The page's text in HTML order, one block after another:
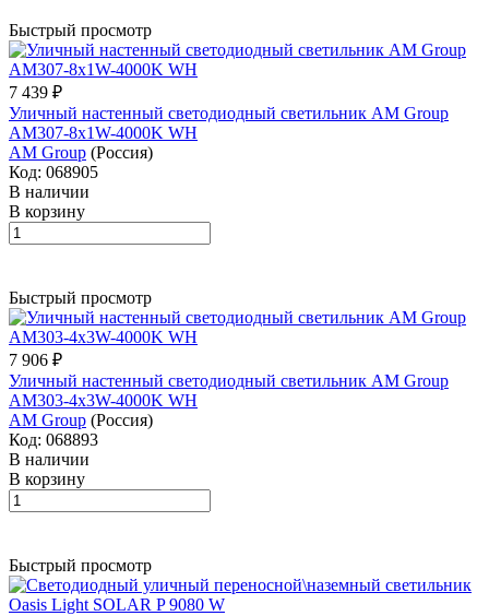
Быстрый просмотр
7 439 ₽
Уличный настенный светодиодный светильник AM Group
AM307-8x1W-4000K WH
AM Group (Россия)
Код: 068905
В наличии
В корзину
Быстрый просмотр
7 906 ₽
Уличный настенный светодиодный светильник AM Group
AM303-4x3W-4000K WH
AM Group (Россия)
Код: 068893
В наличии
В корзину
Быстрый просмотр